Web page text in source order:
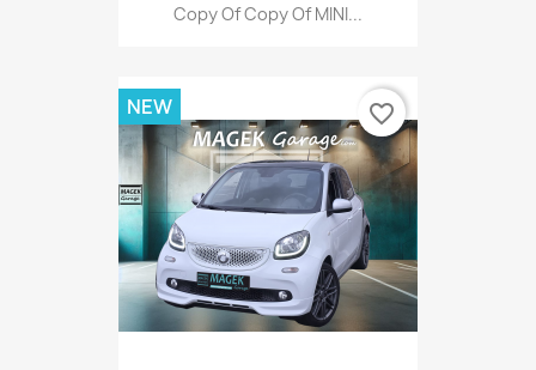
Copy Of Copy Of MINI...
NEW favorite_border